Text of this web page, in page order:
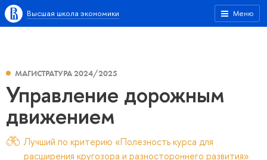
Меню
Высшая школа экономики
МАГИСТРАТУРА 2024/2025
Управление дорожным
движением
Лучший по критерию «Полезность курса для
расширения кругозора и разностороннего развития»